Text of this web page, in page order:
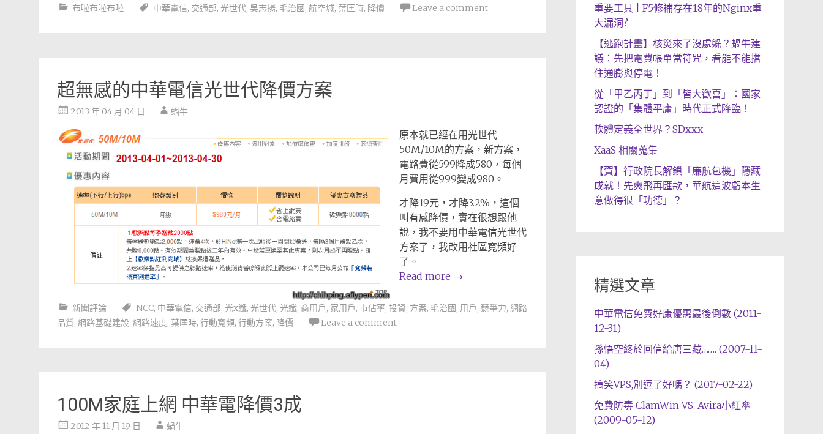
布啦布啦布啦 中華電信, 交通部, 光世代, 吳志揚, 毛治國, 航空城, 葉匡時, 降價 Leave a comment
超無感的中華電信光世代降價方案
2013 年 04 月 04 日 蝸牛
原本就已經在用光世代
50M/10M的方案，新方案，
電路費從599降成580，每個
月費用從999變成980。
才降19元，才降3.2%，這個
叫有感降價，實在很想跟他
說，我不要用中華電信光世代
方案了，我改用社區寬頻好
了。
Read more →
新聞評論 NCC, 中華電信, 交通部, 光x纖, 光世代, 光纖, 商用戶, 家用戶, 市佔率, 投資, 方案, 毛治國, 用戶, 競爭力, 網路
品質, 網路基礎建設, 網路速度, 葉匡時, 行動寬頻, 行動方案, 降價 Leave a comment
100M家庭上網 中華電降價3成
2012 年 11 月 19 日 蝸牛
重要工具 | F5修補存在18年的Nginx重
大漏洞?
【逃跑計畫】核災來了沒處躲？蝸牛建
議：先把電費帳單當符咒，看能不能擋
住通膨與停電！
從「甲乙丙丁」到「皆大歡喜」：國家
認證的「集體平庸」時代正式降臨！
軟體定義全世界？SDxxx
XaaS 相關蒐集
【賀】行政院長解鎖「廉航包機」隱藏
成就！先爽飛再匯款，華航這波虧本生
意做得很「功德」？
精選文章
中華電信免費好康優惠最後倒數 (2011-
12-31)
孫悟空終於回信給唐三藏……. (2007-11-
04)
搞笑VPS,別逗了好嗎？ (2017-02-22)
免費防毒 ClamWin VS. Avira小紅傘
(2009-05-12)